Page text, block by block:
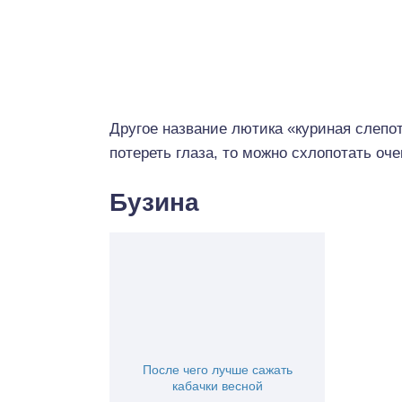
Другое название лютика «куриная
потереть глаза, то можно схлопотать
Бузина
После чего лучше сажать
кабачки весной